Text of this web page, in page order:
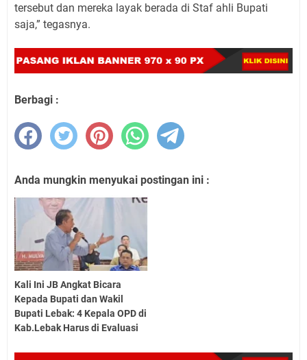
tersebut dan mereka layak berada di Staf ahli Bupati
saja,” tegasnya.
Berbagi :
Anda mungkin menyukai postingan ini :
Kali Ini JB Angkat Bicara
Kepada Bupati dan Wakil
Bupati Lebak: 4 Kepala OPD di
Kab.Lebak Harus di Evaluasi